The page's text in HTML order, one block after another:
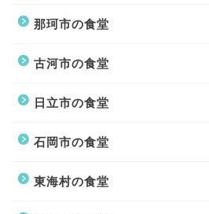
那珂市の食堂
古河市の食堂
日立市の食堂
石岡市の食堂
東海村の食堂